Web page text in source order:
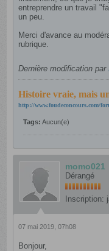
entreprendre un travail
un peu.
Merci d'avance au
rubrique.
Dernière modification par
Histoire vraie, mais
http://www.foudeconcours.com/
Tags: Aucun(e)
momo021
Dérangé
Inscription:
07 mai 2019, 07h08
Bonjour,